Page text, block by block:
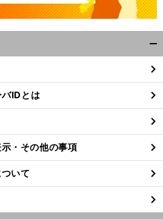
閉
る
IDとは
・その他の事項
いて